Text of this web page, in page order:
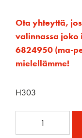
Ota yhteyttä,
valinnassa joko
6824950 (ma-
mielellämme!
H303